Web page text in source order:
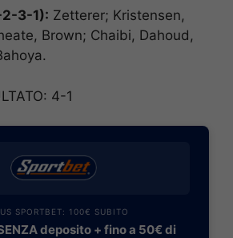
2-3-1): Zetterer; Kristensen,
Brown; Chaibi, Dahoud,
4-1
SPORTBET: 100€ SUBITO
deposito + fino a 50€ di